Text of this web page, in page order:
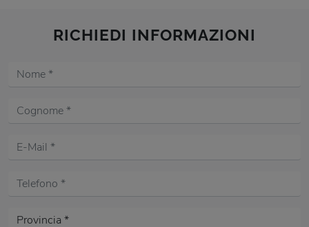
RICHIEDI INFORMAZIONI